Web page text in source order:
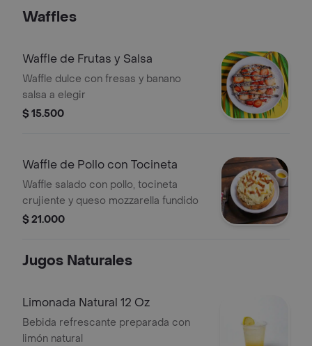
Waffles
Waffle de Frutas y Salsa
Waffle dulce con fresas y banano
salsa a elegir
$ 15.500
Waffle de Pollo con Tocineta
Waffle salado con pollo, tocineta
crujiente y queso mozzarella fundido
$ 21.000
Jugos Naturales
Limonada Natural 12 Oz
Bebida refrescante preparada con
limón natural